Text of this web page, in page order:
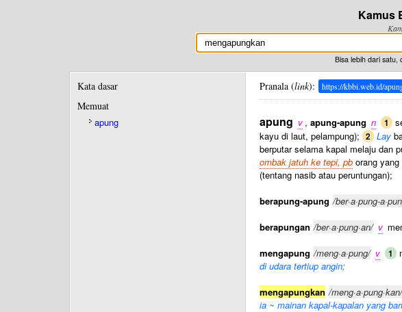
Kamus
Bisa lebih dari satu,
Kata dasar
Memuat
apung
Pranala (link): https://kbbi.web.id/
apung v , apung-apung n 1
kayu di laut, pelampung); 2 Lay
berputar selama kapal melaju dan
ombak jatuh ke tepi, pb orang
(tentang nasib atau peruntungan);
berapung-apung /ber·a·pung-
berapungan /ber·a·pung·an/ v
mengapung /meng·a·pung/ v 1
di udara tertiup angin;
mengapungkan /meng·a·pung·kan/
ia ~ mainan kapal-kapalan yang